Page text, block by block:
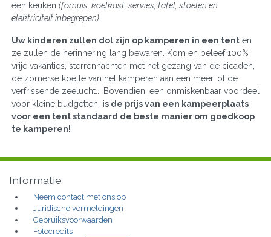
een keuken (fornuis, koelkast, servies, tafel, stoelen en
elektriciteit inbegrepen)
Uw kinderen zullen dol zijn op kamperen in een tent en
ze zullen de herinnering lang bewaren. Kom en beleef 100%
vrije vakanties, sterrennachten met het gezang van de cicaden,
de zomerse koelte van het kamperen aan een meer, of de
verfrissende zeelucht... Bovendien, een onmiskenbaar voordeel
voor kleine budgetten, is de prijs van een kampeerplaats
voor een tent standaard de beste manier om goedkoop
te kamperen!
Informatie
Neem contact met ons op
Juridische vermeldingen
Gebruiksvoorwaarden
Fotocredits